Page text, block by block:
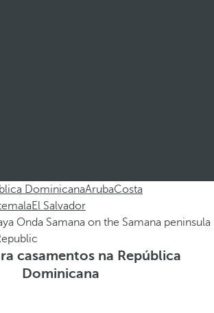
DominicanaArubaCosta
El Salvador
casamentos na República
Dominicana